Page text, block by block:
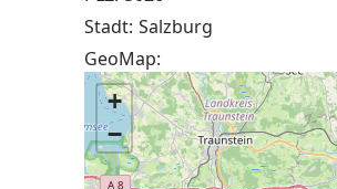
Stadt: Salzburg
GeoMap:
+
−